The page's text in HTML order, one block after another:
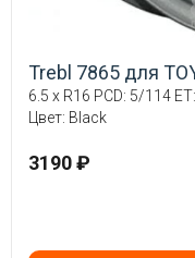
Trebl 7865 для
6.5 x R16 PCD: 5/114
Цвет: Black
3190 ₽